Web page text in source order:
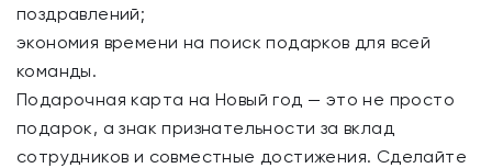
поздравлений;
экономия времени на поиск подарков для всей
команды.
Подарочная карта на Новый год — это не просто
подарок, а знак признательности за вклад
сотрудников и совместные достижения. Сделайте